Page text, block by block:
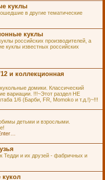
куклы
в другие тематические
куклы
российских производителей, а
куклы известных российских
и коллекционная
домики. Классический
вариации. !!!~Этот раздел НЕ
1/6 (Барби, FR, Momoko и т.д.!)~!!!
детьми и взрослыми.
Тедди и их друзей - фабричных и
кукол